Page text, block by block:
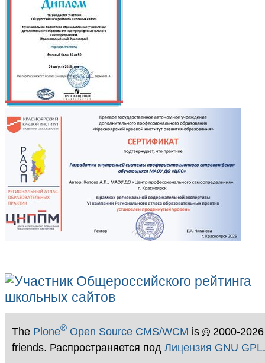
The Plone®Open Source CMS/WCM is ©2000-
friends. Распространяется под Лицензия GNU GPL.